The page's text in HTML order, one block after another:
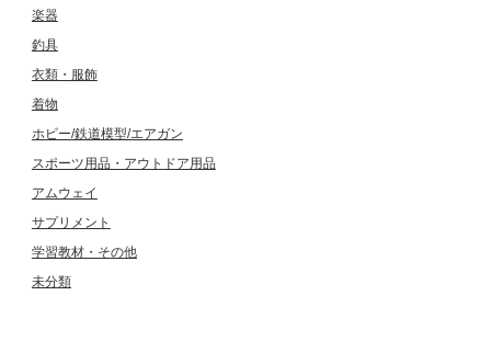
楽器
釣具
衣類・服飾
着物
ホビー/鉄道模型/エアガン
スポーツ用品・アウトドア用品
アムウェイ
サプリメント
学習教材・その他
未分類